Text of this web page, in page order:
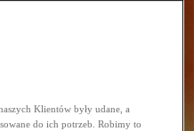
Klientów były udane, a
do ich potrzeb. Robimy to